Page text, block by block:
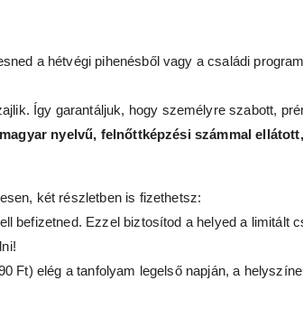
a hétvégi pihenésből vagy a családi
Így garantáljuk, hogy személyre szabott,
nyelvű, felnőttképzési számmal
két részletben is fizethetsz:
befizetned. Ezzel biztosítod a helyed a limitált
Ft) elég a tanfolyam legelső napján, a